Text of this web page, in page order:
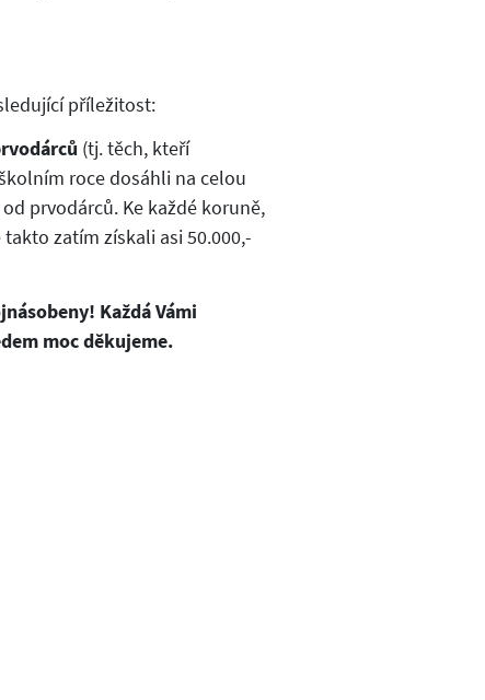
příležitost:
(tj. těch, kteří
roce dosáhli na celou
prvodárců. Ke každé koruně,
zatím získali asi 50.000,-
Každá Vámi
moc děkujeme.